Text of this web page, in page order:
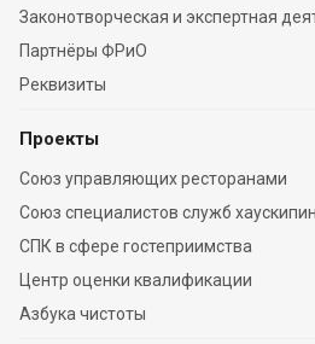
Законотворческая и экспертная
Партнёры ФРиО
Реквизиты
Проекты
Союз управляющих ресторанами
Союз специалистов служб
СПК в сфере гостеприимства
Центр оценки квалификации
Азбука чистоты